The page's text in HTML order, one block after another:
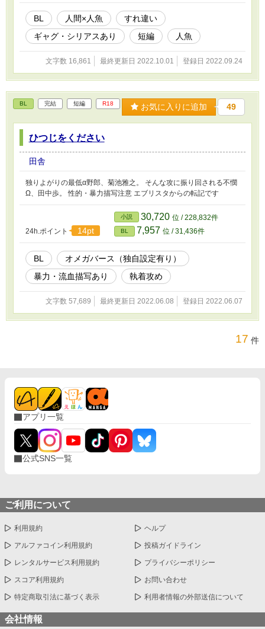
BL 人間×人魚
すれ違い
ギャグ・シリアスあり
短編 人魚
文字数 16,861 最終更新日 2022.10.01 登録日 2022.09.24
BL 完結 短編 R18 お気に入りに追加 49
ひつじをください
田舎
独りよがりの最低α野郎、菊池雅之。 そんな攻に振り回される不憫
Ω、田中歩。 性的・暴力描写注意 エブリスタからの転記です
24h.ポイント 14pt
小説 30,720 位 / 228,832件
BL 7,957 位 / 31,436件
BL
オメガバース（独自設定有り）
暴力・流血描写あり
執着攻め
文字数 57,689 最終更新日 2022.06.08 登録日 2022.06.07
17 件
アプリ一覧
公式SNS一覧
ご利用について
利用規約 ヘルプ
アルファコイン利用規約 投稿ガイドライン
レンタルサービス利用規約 プライバシーポリシー
スコア利用規約 お問い合わせ
特定商取引法に基づく表示 利用者情報の外部送信について
会社情報